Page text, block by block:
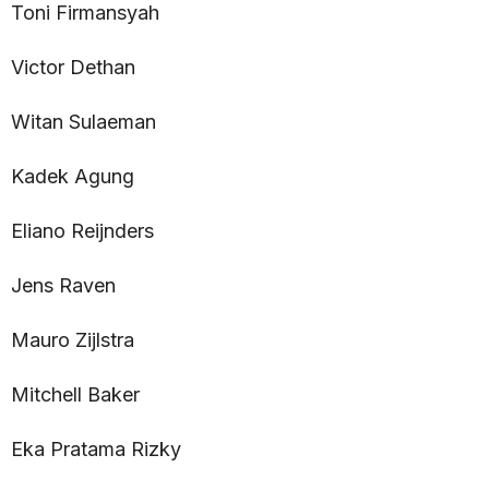
Toni Firmansyah
Victor Dethan
Witan Sulaeman
Kadek Agung
Eliano Reijnders
Jens Raven
Mauro Zijlstra
Mitchell Baker
Eka Pratama Rizky